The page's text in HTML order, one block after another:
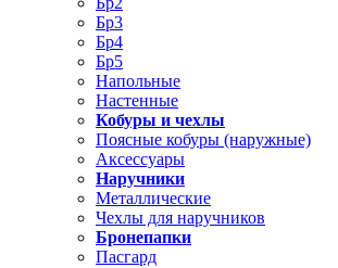
Бр3
Бр4
Бр5
Напольные
Настенные
Кобуры и чехлы
Поясные кобуры (наружные)
Аксессуары
Наручники
Металлические
Чехлы для наручников
Бронепапки
Пасгард